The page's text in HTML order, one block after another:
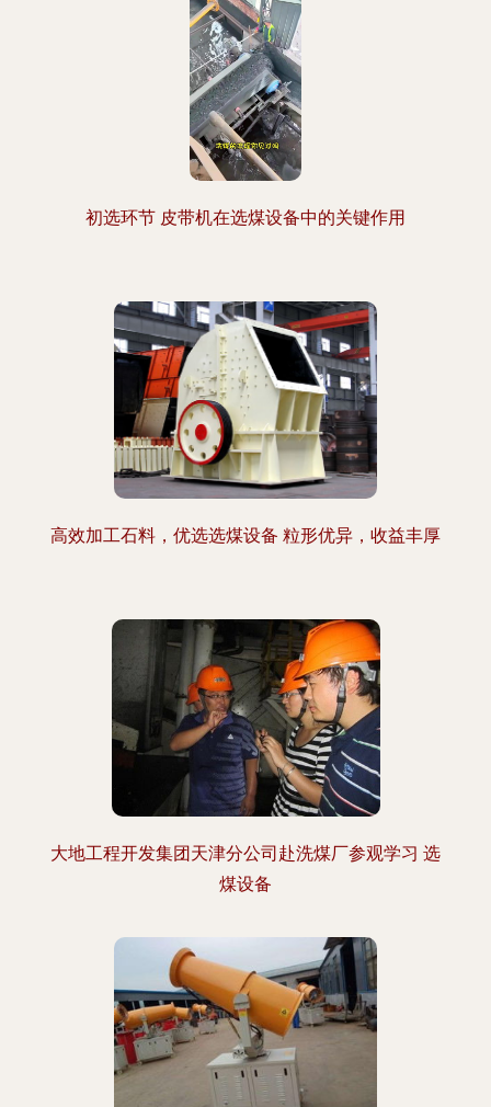
初选环节 皮带机在选煤设备中的关键作用
高效加工石料，优选选煤设备 粒形优异，收益丰厚
大地工程开发集团天津分公司赴洗煤厂参观学习 选
煤设备